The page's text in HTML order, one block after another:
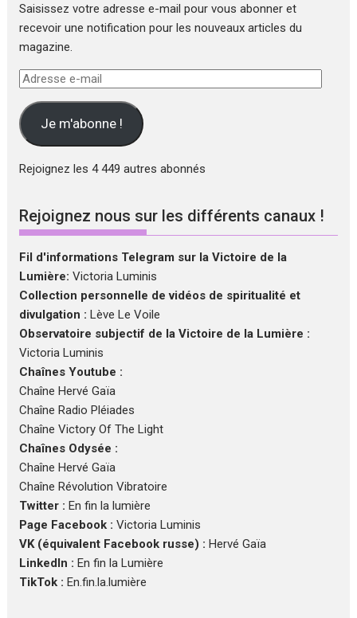
Saisissez votre adresse e-mail pour vous abonner et
recevoir une notification pour les nouveaux articles du
magazine.
Adresse
mail Je m'abonne !
Rejoignez les 4 449 autres abonnés
Rejoignez nous sur les différents canaux !
Fil d'informations Telegram sur la Victoire de la
Lumière: Victoria Luminis
Collection personnelle de vidéos de spiritualité et
divulgation : Lève Le Voile
Observatoire subjectif de la Victoire de la Lumière :
Victoria Luminis
Chaînes Youtube :
Chaîne Hervé Gaïa
Chaîne Radio Pléiades
Chaîne Victory Of The Light
Chaînes Odysée :
Chaîne Hervé Gaïa
Chaîne Révolution Vibratoire
Twitter : En fin la lumière
Page Facebook : Victoria Luminis
VK (équivalent Facebook russe) : Hervé Gaïa
LinkedIn : En fin la Lumière
TikTok : En.fin.la.lumière